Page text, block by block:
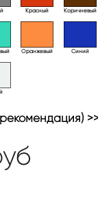
Красный Коричневый
Оранжевый Синий